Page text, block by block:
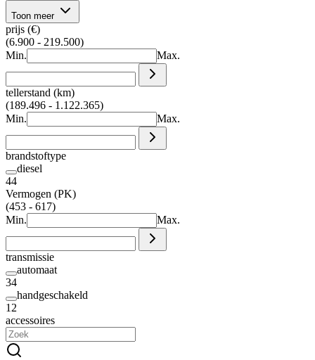
Toon meer
prijs (€)
(6.900 - 219.500)
Min.
Max.
tellerstand (km)
(189.496 - 1.122.365)
Min.
Max.
brandstoftype
diesel
44
Vermogen (PK)
(453 - 617)
Min.
Max.
transmissie
automaat
34
handgeschakeld
12
accessoires